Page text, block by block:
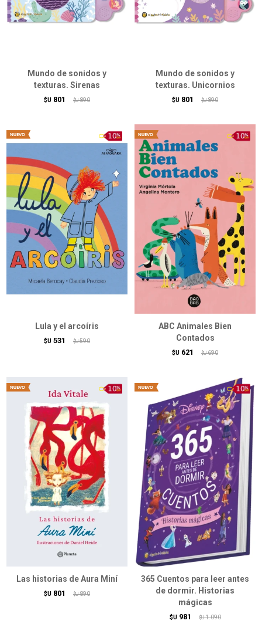
Mundo de sonidos y
texturas. Sirenas
$U 801 $U 890
Mundo de sonidos y
texturas. Unicornios
$U 801 $U 890
Lula y el arcoíris
$U 531 $U 590
ABC Animales Bien
Contados
$U 621 $U 690
Las historias de Aura Miní
$U 801 $U 890
365 Cuentos para leer antes
de dormir. Historias
mágicas
$U 981 $U 1.090